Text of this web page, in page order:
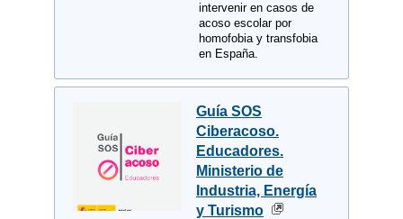
intervenir en casos de
acoso escolar por
homofobia y transfobia
en España.
Guía SOS
Ciberacoso.
Educadores.
Ministerio de
Industria, Energía
y Turismo